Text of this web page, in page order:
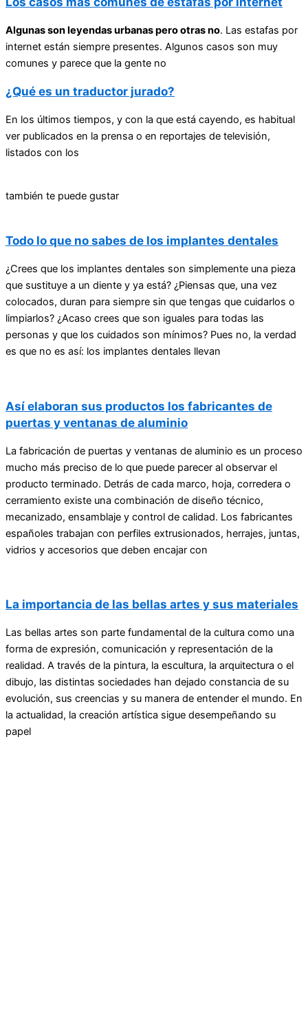
Algunas son leyendas urbanas pero otras no. Las estafas por
internet están siempre presentes. Algunos casos son muy
comunes y parece que la gente no
¿Qué es un traductor jurado?
En los últimos tiempos, y con la que está cayendo, es habitual
ver publicados en la prensa o en reportajes de televisión,
listados con los
también te puede gustar
Todo lo que no sabes de los implantes dentales
¿Crees que los implantes dentales son simplemente una pieza
que sustituye a un diente y ya está? ¿Piensas que, una vez
colocados, duran para siempre sin que tengas que cuidarlos o
limpiarlos? ¿Acaso crees que son iguales para todas las
personas y que los cuidados son mínimos? Pues no, la verdad
es que no es así: los implantes dentales llevan
Así elaboran sus productos los fabricantes de
puertas y ventanas de aluminio
La fabricación de puertas y ventanas de aluminio es un proceso
mucho más preciso de lo que puede parecer al observar el
producto terminado. Detrás de cada marco, hoja, corredera o
cerramiento existe una combinación de diseño técnico,
mecanizado, ensamblaje y control de calidad. Los fabricantes
españoles trabajan con perfiles extrusionados, herrajes, juntas,
vidrios y accesorios que deben encajar con
La importancia de las bellas artes y sus materiales
Las bellas artes son parte fundamental de la cultura como una
forma de expresión, comunicación y representación de la
realidad. A través de la pintura, la escultura, la arquitectura o el
dibujo, las distintas sociedades han dejado constancia de su
evolución, sus creencias y su manera de entender el mundo. En
la actualidad, la creación artística sigue desempeñando su
papel